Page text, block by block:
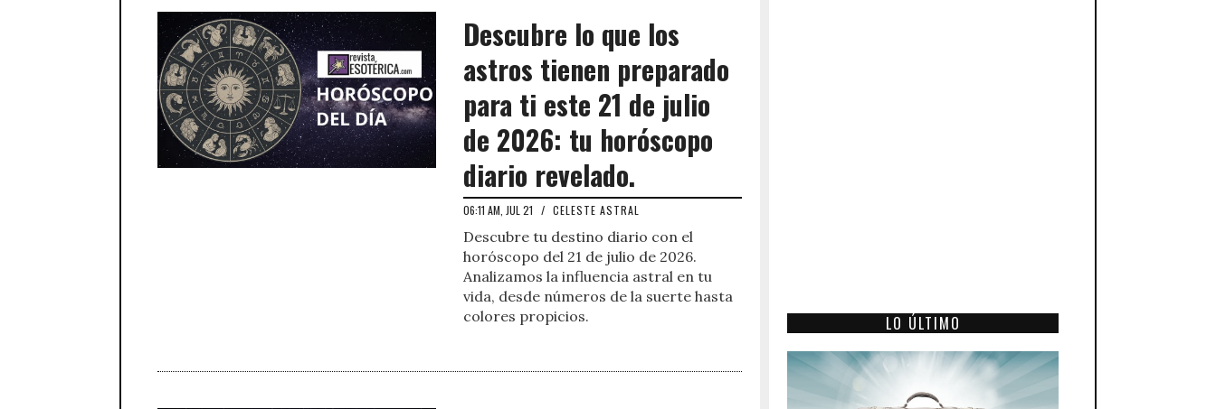
Descubre lo que los
astros tienen preparado
para ti este 21 de julio
de 2026: tu horóscopo
diario revelado.
06:11 AM, JUL 21 / CELESTE ASTRAL
Descubre tu destino diario con el
horóscopo del 21 de julio de 2026.
Analizamos la influencia astral en tu
vida, desde números de la suerte hasta
colores propicios.
LO ÚLTIMO